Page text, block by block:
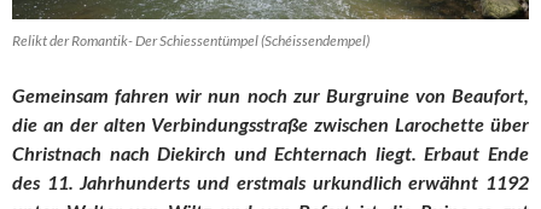
Relikt der Romantik- Der Schiessentümpel (Schéissendempel)
Gemeinsam fahren wir nun noch zur Burgruine von Beaufort,
die an der alten Verbindungsstraße zwischen Larochette über
Christnach nach Diekirch und Echternach liegt. Erbaut Ende
des 11. Jahrhunderts und erstmals urkundlich erwähnt 1192